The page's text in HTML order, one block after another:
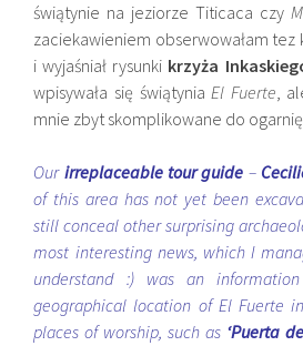
świątynie na jeziorze Titicaca czy
zaciekawieniem obserwowałam tez
i wyjaśniał rysunki krzyża
wpisywała się świątyniaEl Fuerte,
mnie zbyt skomplikowane do
Our irreplaceable tour guide –
of this area has not yet been
still conceal other surprising
most interesting news, which I
understand :) was an
geographical location of El Fuerte
places of worship, such as ‘Puerta